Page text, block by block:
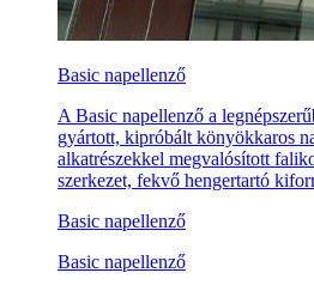
Basic napellenző
A Basic napellenző a
gyártott, kipróbált könyökkaros
alkatrészekkel megvalósított
szerkezet, fekvő hengertartó
Basic napellenző
Basic napellenző